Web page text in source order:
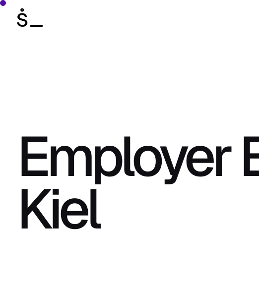
Employer
Kiel